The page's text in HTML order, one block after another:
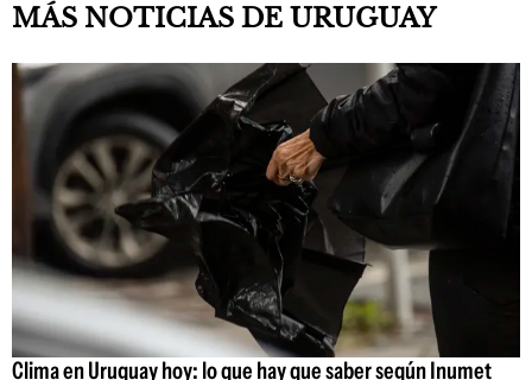
MÁS NOTICIAS DE URUGUAY
Clima en Uruguay hoy: lo que hay que saber según Inumet